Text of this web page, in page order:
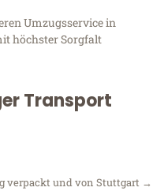
Umzugsservice in
höchster Sorgfalt
Transport
verpackt und von Stuttgart →